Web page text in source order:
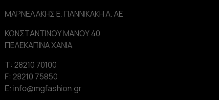
ΜΑΡΝΕΛΑΚΗΣ Ε. ΓΙΑΝΝΙΚΑΚΗ Α. AE
ΚΩΝΣΤΑΝΤΙΝΟΥ ΜΑΝΟΥ 40
ΠΕΛΕΚΑΠΙΝΑ ΧΑΝΙΑ
Τ: 28210 70100
F: 28210 75850
Ε: info@mgfashion.gr